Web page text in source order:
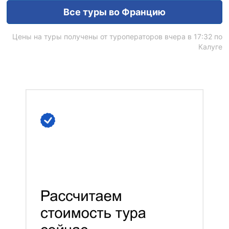
Все туры во Францию
Цены на туры получены от туроператоров вчера в 17:32 по
Калуге